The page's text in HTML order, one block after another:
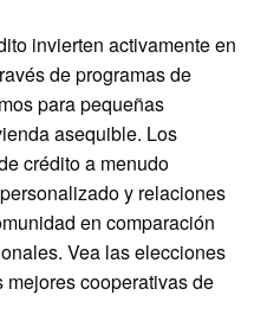
invierten activamente en
de programas de
para pequeñas
asequible. Los
crédito a menudo
y relaciones
en comparación
Vea las elecciones
cooperativas de